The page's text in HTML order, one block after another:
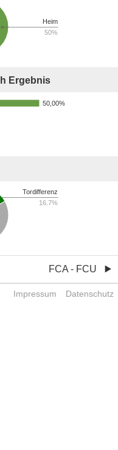
Heim
50%
Ergebnis
50,00%
Tordifferenz
16.7%
FCA - FCU
Impressum Datenschutz